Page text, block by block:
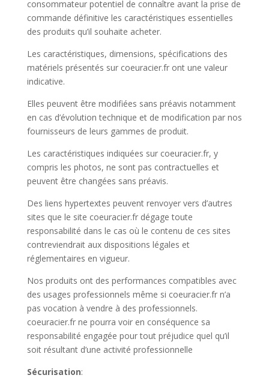
consommateur potentiel de connaître avant la prise de
commande définitive les caractéristiques essentielles
des produits qu’il souhaite acheter.
Les caractéristiques, dimensions, spécifications des
matériels présentés sur coeuracier.fr ont une valeur
indicative.
Elles peuvent être modifiées sans préavis notamment
en cas d’évolution technique et de modification par nos
fournisseurs de leurs gammes de produit.
Les caractéristiques indiquées sur coeuracier.fr, y
compris les photos, ne sont pas contractuelles et
peuvent être changées sans préavis.
Des liens hypertextes peuvent renvoyer vers d’autres
sites que le site coeuracier.fr dégage toute
responsabilité dans le cas où le contenu de ces sites
contreviendrait aux dispositions légales et
réglementaires en vigueur.
Nos produits ont des performances compatibles avec
des usages professionnels même si coeuracier.fr n’a
pas vocation à vendre à des professionnels.
coeuracier.fr ne pourra voir en conséquence sa
responsabilité engagée pour tout préjudice quel qu’il
soit résultant d’une activité professionnelle
Sécurisation: